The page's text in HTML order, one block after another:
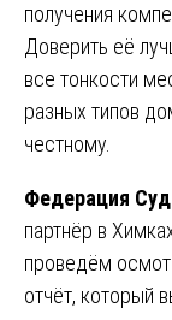
получения
Доверить её
все тонкости
разных типов
честному.
Федерация
партнёр в
проведём
отчёт, который